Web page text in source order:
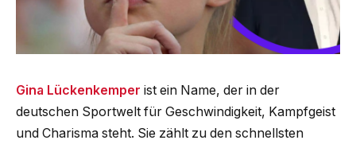
Gina Lückenkemper ist ein Name, der in der
deutschen Sportwelt für Geschwindigkeit, Kampfgeist
und Charisma steht. Sie zählt zu den schnellsten